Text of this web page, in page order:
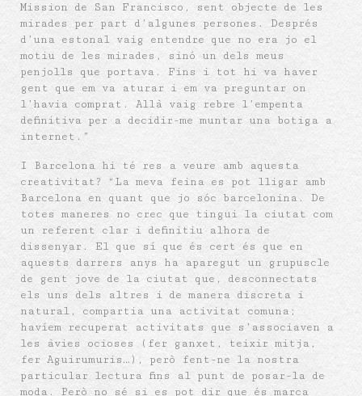
Mission de San Francisco, sent objecte de les
mirades per part d’algunes persones. Després
d’una estonal vaig entendre que no era jo el
motiu de les mirades, sinó un dels meus
penjolls que portava. Fins i tot hi va haver
gent que em va aturar i em va preguntar on
l’havia comprat. Allà vaig rebre l’empenta
definitiva per a decidir-me muntar una botiga a
internet.”
I Barcelona hi té res a veure amb aquesta
creativitat? “La meva feina es pot lligar amb
Barcelona en quant que jo sóc barcelonina. De
totes maneres no crec que tingui la ciutat com
un referent clar i definitiu alhora de
dissenyar. El que sí que és cert és que en
aquests darrers anys ha aparegut un grupuscle
de gent jove de la ciutat que, desconnectats
els uns dels altres i de manera discreta i
natural, compartia una activitat comuna;
havíem recuperat activitats que s’associaven a
les àvies ocioses (fer ganxet, teixir mitja,
fer Aguirumuris…), però fent-ne la nostra
particular lectura fins al punt de posar-la de
moda. Però no sé si es pot dir que és marca